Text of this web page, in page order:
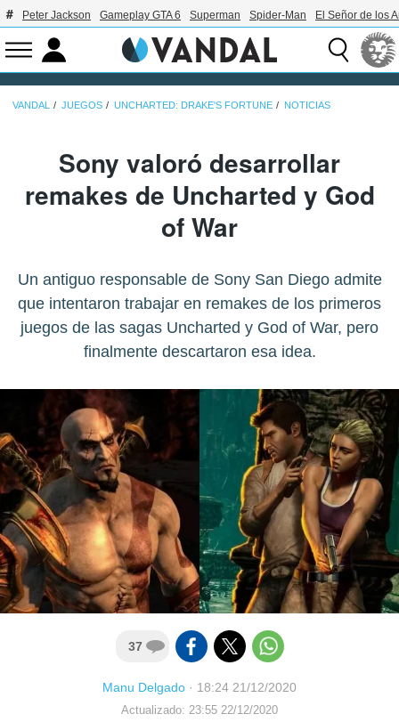
Peter Jackson Gameplay GTA 6 Superman Spider-Man El Señor de los
VANDAL JUEGOS UNCHARTED: DRAKE'S FORTUNE NOTICIAS
Sony valoró desarrollar
remakes de Uncharted y God
of War
Un antiguo responsable de Sony San Diego admite
que intentaron trabajar en remakes de los primeros
juegos de las sagas Uncharted y God of War, pero
finalmente descartaron esa idea.
37
Manu Delgado · 18:24 21/12/2020
Actualizado: 23:55 22/12/2020